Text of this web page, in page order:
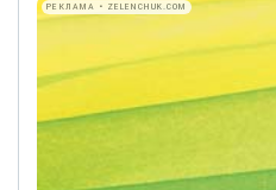
РЕКЛАМА • ZELENCHUK.COM